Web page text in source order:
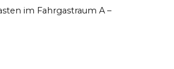
im Fahrgastraum A –